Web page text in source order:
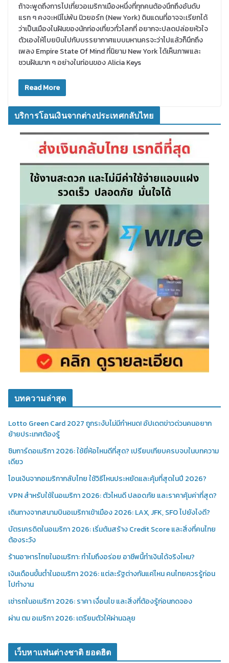
ถ้าจะพูดถึงการไปเที่ยวอเมริกาเมืองหนึ่งที่ทุกคนต้องนึกถึงอันดับ
แรก ๆ คงจะหนีไม่พ้น นิวยอร์ก (New York) ดินแดนที่อาจจะเรียกได้
ว่าเป็นเมืองในฝันของนักท่องเที่ยวทั่วโลกที่ อยากจะปลดปล่อยหัวใจ
ตัวเองให้โบยบินไปกับบรรยากาศแบบมหานครจะว่าไปแล้วก็นึกถึง
เพลง Empire State Of Mind ที่นิยาม New York ได้เห็นภาพและ
ชวนฝันมาก ๆ อย่างในท่อนของ Alicia Keys
Read More
บริการโอนเงินจากต่างประเทศกลับไทย
บทความล่าสุด
Lotto Green Card 2027 ถูกระงับไม่มีกำหนด! อัปเดตข่าวด่วนคนอยาก
ย้ายประเทศต้องรู้
ซิมการ์ดอเมริกา 2026: ใช้ยี่ห้อไหนดีที่สุด? เปรียบเทียบครบจบในบทความ
เดียว
โอนเงินจากอเมริกากลับไทย ใช้วิธีไหนประหยัดและคุ้มที่สุดในปี 2026?
VPN สำหรับใช้ในอเมริกา 2026: ตัวไหนดี ปลอดภัย และราคาคุ้มค่าที่สุด?
เดินทางจากสนามบินอเมริกาเข้าเมือง 2026: LAX, JFK, SFO ไปยังไงดี?
บัตรเครดิตในอเมริกา 2026: เริ่มต้นสร้าง Credit Score และสิ่งที่คนไทย
ต้องระวัง
ร้านอาหารไทยในอเมริกา: ทำไมถึงอร่อย อาชีพนี้ทำเงินได้จริงไหม?
เงินเดือนขั้นต่ำในอเมริกา 2026: แต่ละรัฐต่างกันแค่ไหน คนไทยควรรู้ก่อน
ไปทำงาน
เช่ารถในอเมริกา 2026: ราคา เงื่อนไข และสิ่งที่ต้องรู้ก่อนกดจอง
ผ่าน ตม อเมริกา 2026: เตรียมตัวให้ผ่านฉลุย
เว็บหาแฟนต่างชาติ ยอดฮิต